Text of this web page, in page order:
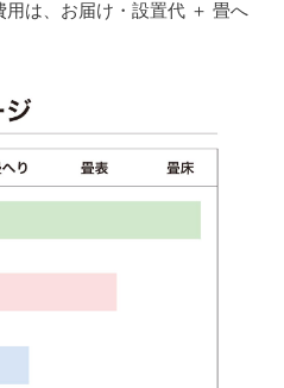
は、 お届け・設置代 ＋ 畳へ